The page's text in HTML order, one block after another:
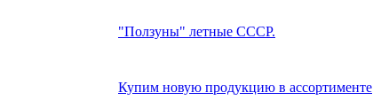
"Ползуны" летные СССР.
Купим новую продукцию в ассортименте